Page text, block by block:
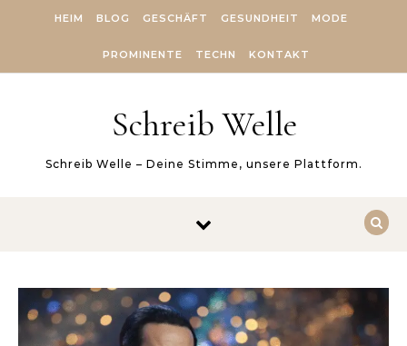
HEIM BLOG GESCHÄFT GESUNDHEIT MODE
PROMINENTE TECHN KONTAKT
Schreib Welle
Schreib Welle – Deine Stimme, unsere Plattform.